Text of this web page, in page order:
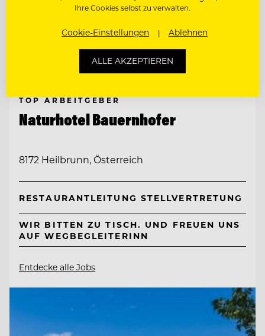
TOP ARBEITGEBER
Naturhotel Bauernhofer
8172 Heilbrunn, Österreich
RESTAURANTLEITUNG STELLVERTRETUNG
WIR BITTEN ZU TISCH. UND FREUEN UNS
AUF WEGBEGLEITERINN
Entdecke alle Jobs
Ihre Cookies selbst zu verwalten.
Cookie-Einstellungen Ablehnen
ALLE AKZEPTIEREN